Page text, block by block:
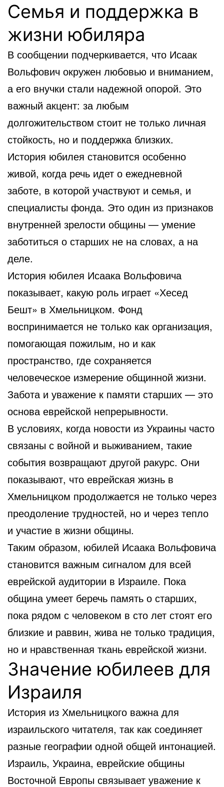
Семья и поддержка в
жизни юбиляра
В сообщении подчеркивается, что Исаак
Вольфович окружен любовью и вниманием,
а его внучки стали надежной опорой. Это
важный акцент: за любым
долгожительством стоит не только личная
стойкость, но и поддержка близких.
История юбилея становится особенно
живой, когда речь идет о ежедневной
заботе, в которой участвуют и семья, и
специалисты фонда. Это один из признаков
внутренней зрелости общины — умение
заботиться о старших не на словах, а на
деле.
История юбилея Исаака Вольфовича
показывает, какую роль играет «Хесед
Бешт» в Хмельницком. Фонд
воспринимается не только как организация,
помогающая пожилым, но и как
пространство, где сохраняется
человеческое измерение общинной жизни.
Забота и уважение к памяти старших — это
основа еврейской непрерывности.
В условиях, когда новости из Украины часто
связаны с войной и выживанием, такие
события возвращают другой ракурс. Они
показывают, что еврейская жизнь в
Хмельницком продолжается не только через
преодоление трудностей, но и через тепло
и участие в жизни общины.
Таким образом, юбилей Исаака Вольфовича
становится важным сигналом для всей
еврейской аудитории в Израиле. Пока
община умеет беречь память о старших,
пока рядом с человеком в сто лет стоят его
близкие и раввин, жива не только традиция,
но и нравственная ткань еврейской жизни.
Значение юбилеев для
Израиля
История из Хмельницкого важна для
израильского читателя, так как соединяет
разные географии одной общей интонацией.
Израиль, Украина, еврейские общины
Восточной Европы связывает уважение к